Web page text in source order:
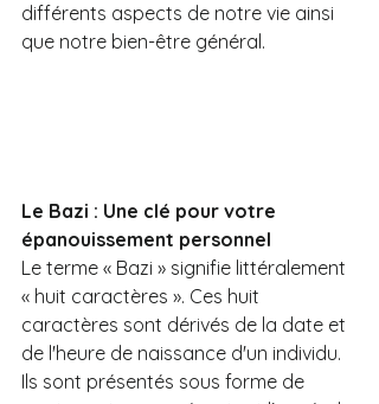
différents aspects de notre vie ainsi
que notre bien-être général.
Le Bazi : Une clé pour votre
épanouissement personnel
Le terme « Bazi » signifie littéralement
« huit caractères ». Ces huit
caractères sont dérivés de la date et
de l'heure de naissance d'un individu.
Ils sont présentés sous forme de